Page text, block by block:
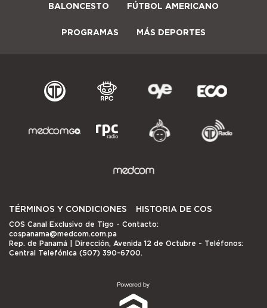
BALONCESTO FÚTBOL AMERICANO
PROGRAMAS MÁS DEPORTES
TÉRMINOS Y CONDICIONES HISTORIA DE COS
COS Canal Exclusivo de Tigo - Contacto:
cospanama@medcom.com.pa
Rep. de Panamá | Dirección, Avenida 12 de Octubre - Teléfonos:
Central Telefónica (507) 390-6700.